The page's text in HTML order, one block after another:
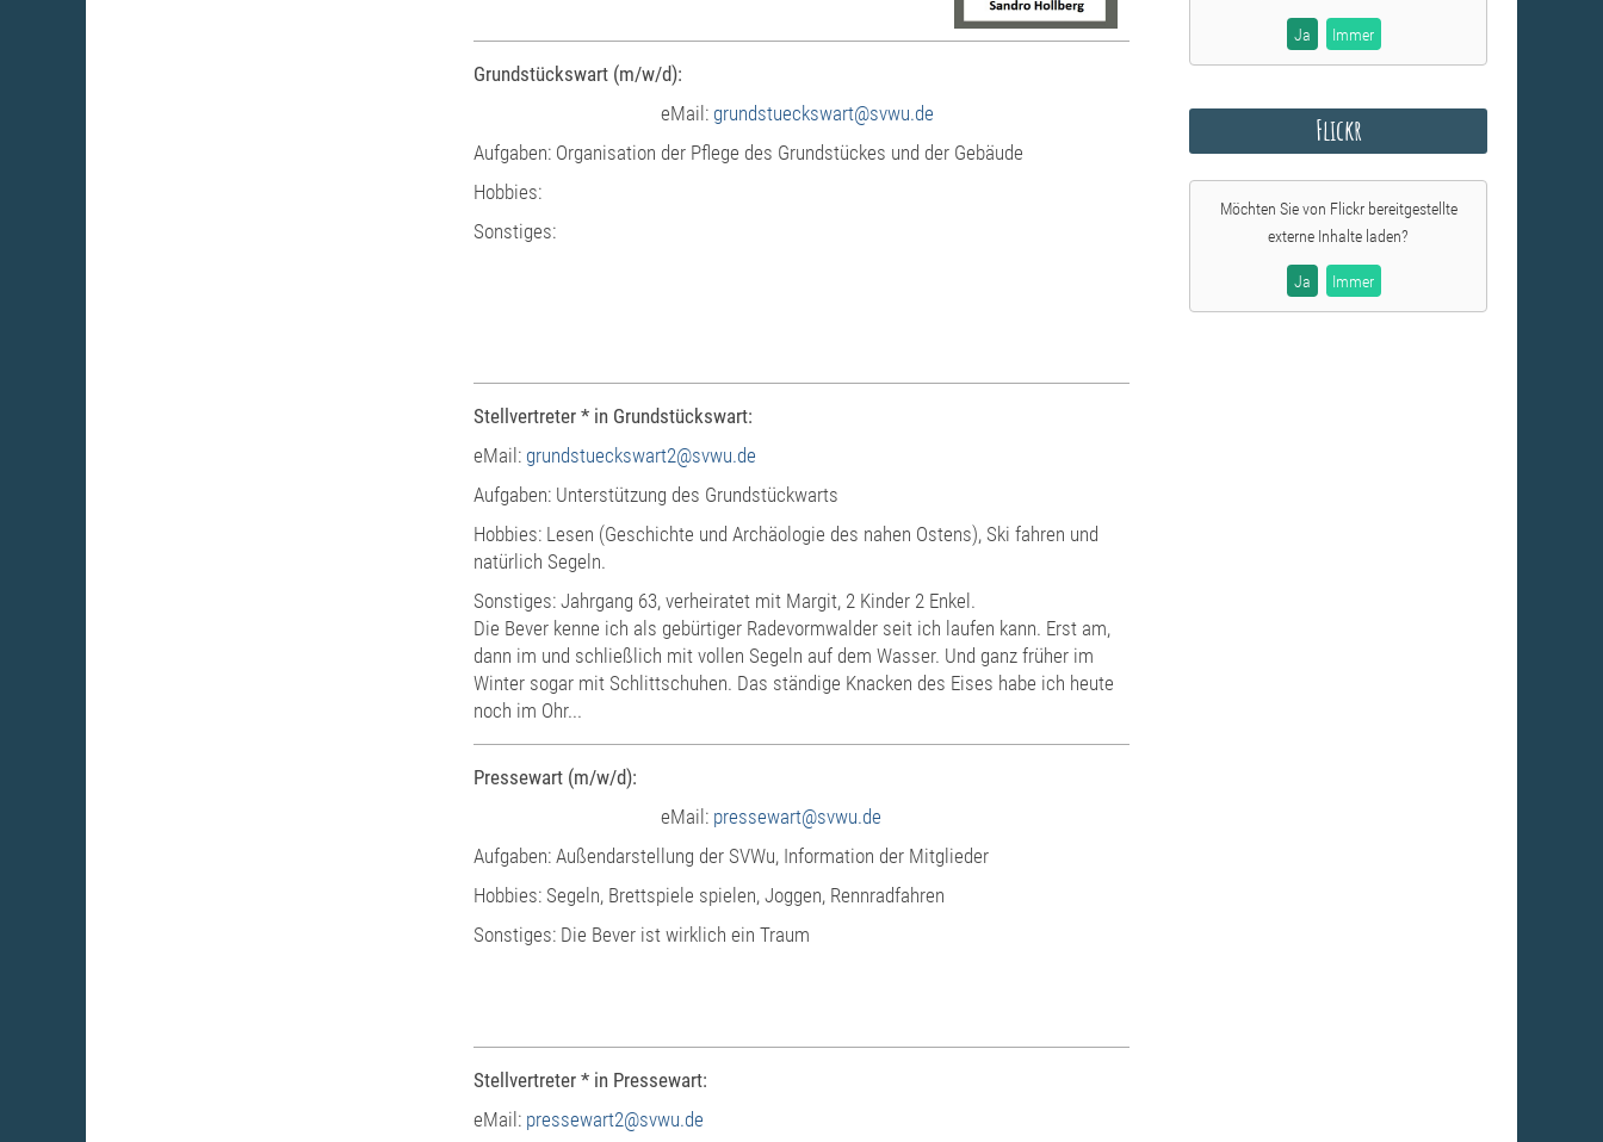
Grundstückswart (m/w/d):
eMail: grundstueckswart@svwu.de
Aufgaben: Organisation der Pflege des Grundstückes und der Gebäude
Hobbies:
Sonstiges:
Stellvertreter * in Grundstückswart:
eMail: grundstueckswart2@svwu.de
Aufgaben: Unterstützung des Grundstückwarts
Hobbies: Lesen (Geschichte und Archäologie des nahen Ostens), Ski fahren und
natürlich Segeln.
Sonstiges: Jahrgang 63, verheiratet mit Margit, 2 Kinder 2 Enkel.
Die Bever kenne ich als gebürtiger Radevormwalder seit ich laufen kann. Erst am,
dann im und schließlich mit vollen Segeln auf dem Wasser. Und ganz früher im
Winter sogar mit Schlittschuhen. Das ständige Knacken des Eises habe ich heute
noch im Ohr...
Pressewart (m/w/d):
eMail: pressewart@svwu.de
Aufgaben: Außendarstellung der SVWu, Information der Mitglieder
Hobbies: Segeln, Brettspiele spielen, Joggen, Rennradfahren
Sonstiges: Die Bever ist wirklich ein Traum
Stellvertreter * in Pressewart:
eMail: pressewart2@svwu.de
Ja Immer
Flickr
Möchten Sie von Flickrbereitgestellte
externe Inhalte laden?
Ja Immer